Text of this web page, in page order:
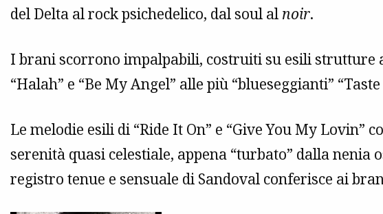
del Delta al rock psichedelico, dal soul al noir.
I brani scorrono impalpabili, costruiti su esili strutture
“Halah” e “Be My Angel” alle più “blueseggianti”
Le melodie esili di “Ride It On” e “Give You My Lovin”
serenità quasi celestiale, appena “turbato” dalla nenia
registro tenue e sensuale di Sandoval conferisce ai